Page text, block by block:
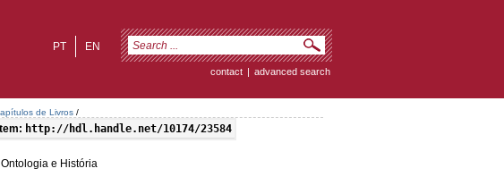
EN
PT
contact | advanced search
de Livros /
http://hdl.handle.net/10174/23584
e História